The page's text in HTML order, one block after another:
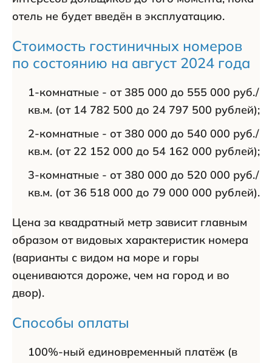
отель не будет введён в эксплуатацию.
Стоимость гостиничных номеров
по состоянию на август 2024 года
1-комнатные - от 385 000 до 555 000 руб./
кв.м. (от 14 782 500 до 24 797 500 рублей);
2-комнатные - от 380 000 до 540 000 руб./
кв.м. (от 22 152 000 до 54 162 000 рублей);
3-комнатные - от 380 000 до 520 000 руб./
кв.м. (от 36 518 000 до 79 000 000 рублей).
Цена за квадратный метр зависит главным
образом от видовых характеристик номера
(варианты с видом на море и горы
оцениваются дороже, чем на город и во
двор).
Способы оплаты
100%-ный единовременный платёж (в